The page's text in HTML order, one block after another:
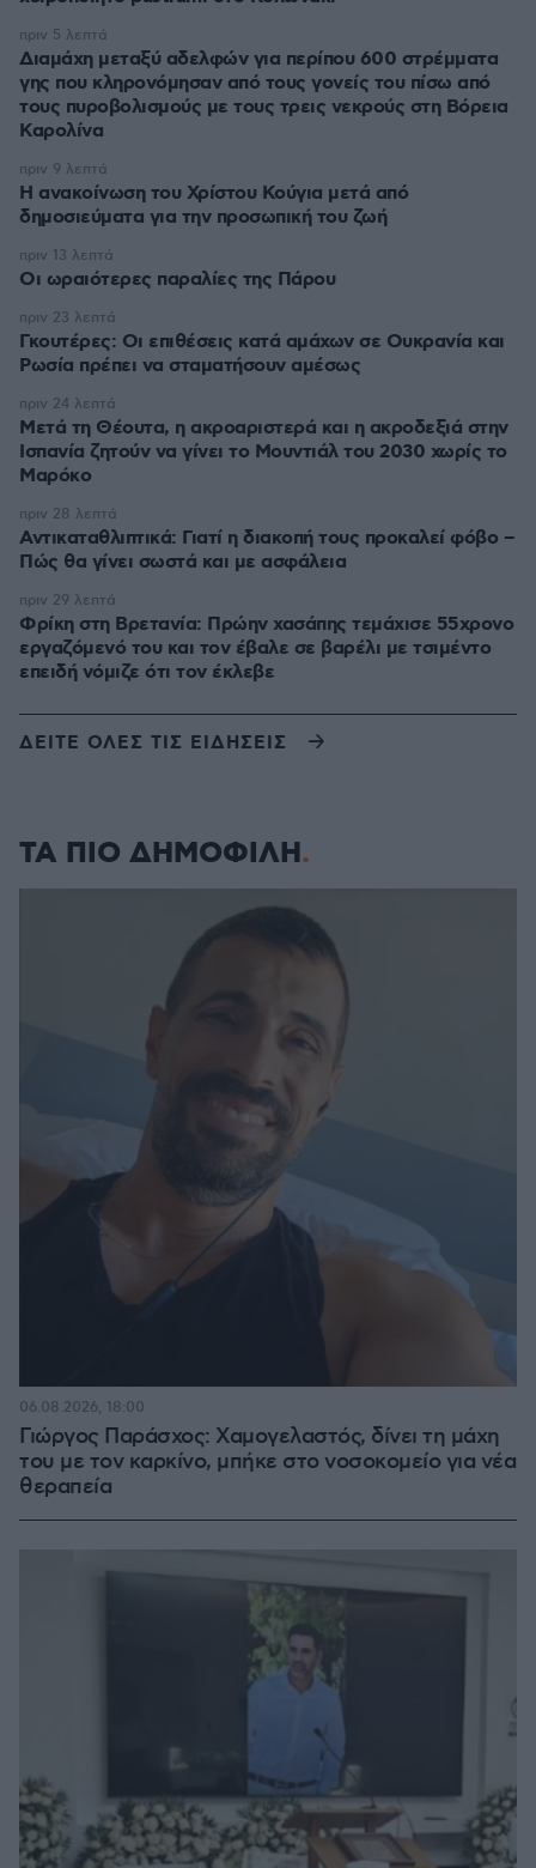
Διαμάχη μεταξύ αδελφών για περίπου 600 στρέμματα
γης που κληρονόμησαν από τους γονείς του πίσω από
τους πυροβολισμούς με τους τρεις νεκρούς στη Βόρεια
Καρολίνα
πριν 5 λεπτά
Η ανακοίνωση του Χρίστου Κούγια μετά από
δημοσιεύματα για την προσωπική του ζωή
πριν 9 λεπτά
Οι ωραιότερες παραλίες της Πάρου
πριν 13 λεπτά
Γκουτέρες: Οι επιθέσεις κατά αμάχων σε Ουκρανία και
Ρωσία πρέπει να σταματήσουν αμέσως
πριν 23 λεπτά
Μετά τη Θέουτα, η ακροαριστερά και η ακροδεξιά στην
Ισπανία ζητούν να γίνει το Μουντιάλ του 2030 χωρίς το
Μαρόκο
πριν 24 λεπτά
Αντικαταθλιπτικά: Γιατί η διακοπή τους προκαλεί φόβο –
Πώς θα γίνει σωστά και με ασφάλεια
πριν 28 λεπτά
Φρίκη στη Βρετανία: Πρώην χασάπης τεμάχισε 55χρονο
εργαζόμενό του και τον έβαλε σε βαρέλι με τσιμέντο
επειδή νόμιζε ότι τον έκλεβε
πριν 29 λεπτά
ΔΕΙΤΕ ΟΛΕΣ ΤΙΣ ΕΙΔΗΣΕΙΣ
ΤΑ ΠΙΟ ΔΗΜΟΦΙΛΗ
Γιώργος Παράσχος: Χαμογελαστός, δίνει τη μάχη
του με τον καρκίνο, μπήκε στο νοσοκομείο για νέα
θεραπεία
06.08.2026, 18:00